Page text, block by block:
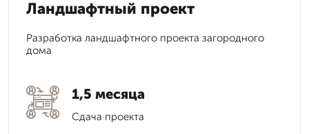
Ландшафтный проект
Разработка ландшафтного проекта загородного
дома
1,5 месяца
Сдача проекта